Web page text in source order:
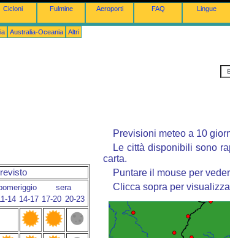
Cicloni Fulmine Aeroporti FAQ Lingue
Australia-Oceania Altri
sera
14 14-17 17-20 20-23
Previsioni meteo a 10
Le città disponibili sono
carta.
Puntare il mouse per
Clicca sopra per